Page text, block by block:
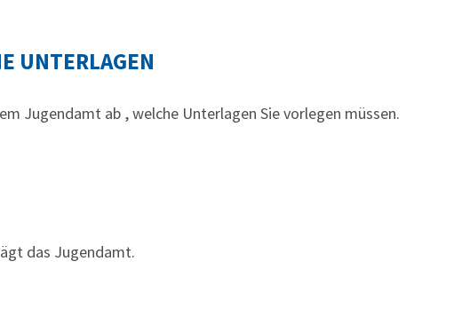
UNTERLAGEN
Jugendamt ab , welche Unterlagen Sie vorlegen müssen.
das Jugendamt.